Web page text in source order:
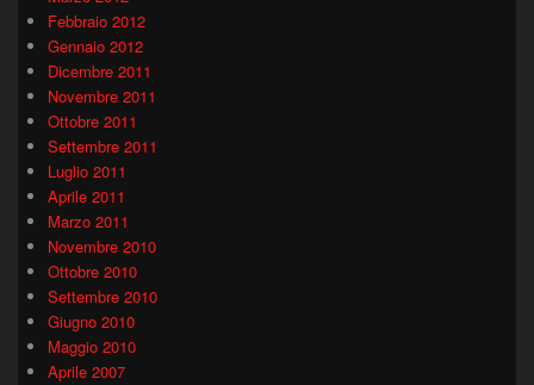
Febbraio 2012
Gennaio 2012
Dicembre 2011
Novembre 2011
Ottobre 2011
Settembre 2011
Luglio 2011
Aprile 2011
Marzo 2011
Novembre 2010
Ottobre 2010
Settembre 2010
Giugno 2010
Maggio 2010
Aprile 2007